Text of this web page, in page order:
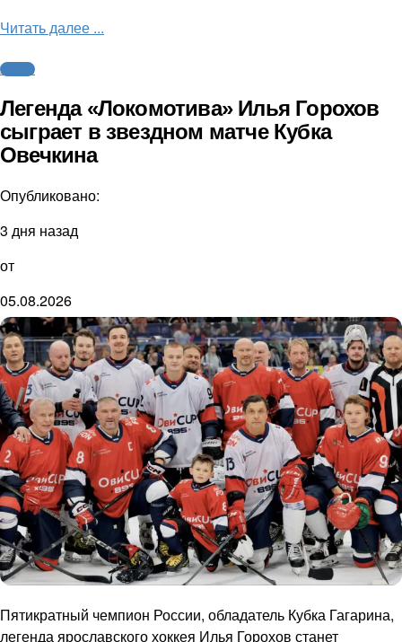
Читать далее ...
Хоккей
Легенда «Локомотива» Илья Горохов
сыграет в звездном матче Кубка
Овечкина
Опубликовано:
3 дня назад
от
05.08.2026
Пятикратный чемпион России, обладатель Кубка Гагарина,
легенда ярославского хоккея Илья Горохов станет